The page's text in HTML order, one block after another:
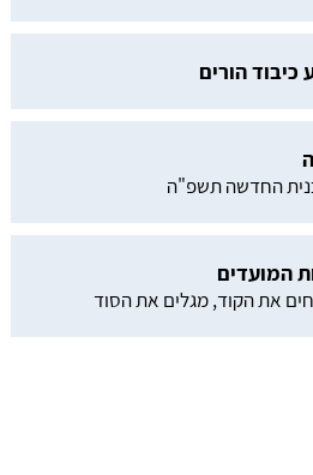
כיבוד הורים
החדשה תשפ"ה
המועדים
את הקוד, מגלים את הסוד